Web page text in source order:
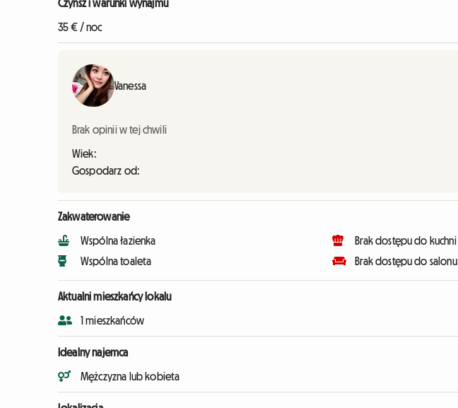
Czynsz i warunki wynajmu
35 € / noc
Vanessa
Brak opinii w tej chwili
Wiek:
Gospodarz od:
Zakwaterowanie
Wspólna łazienka
Wspólna toaleta
Brak dostępu do kuchni
Brak dostępu do salonu
Aktualni mieszkańcy lokalu
1 mieszkańców
Idealny najemca
Mężczyzna lub kobieta